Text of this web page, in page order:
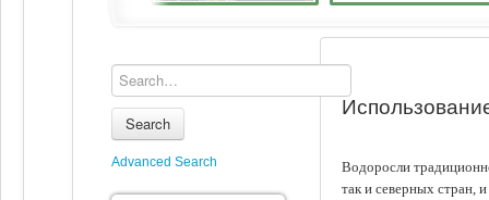
Водоросли
так и северных стран,
Search
Advanced Search